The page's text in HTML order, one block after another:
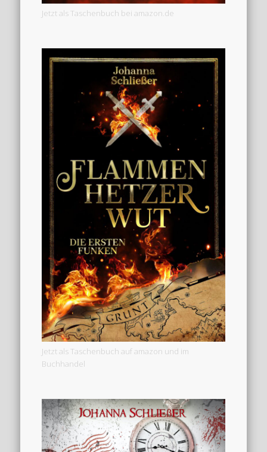
Jetzt als Taschenbuch bei amazon.de
Jetzt als Taschenbuch auf amazon und im
Buchhandel